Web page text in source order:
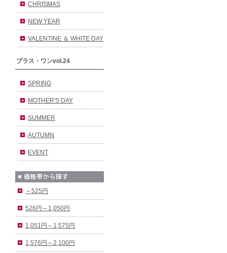
CHRISMAS
NEW YEAR
VALENTINE ＆ WHITE DAY
プラス・ワンvol.24
SPRING
MOTHER'S DAY
SUMMER
AUTUMN
EVENT
～525円
526円～1,050円
1,051円～1,575円
1,576円～2,100円